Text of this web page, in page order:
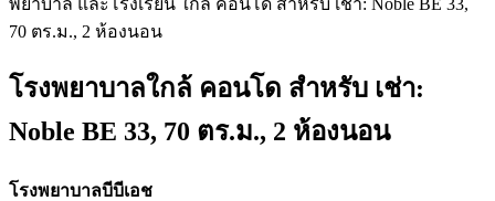
70 ตร.ม., 2 ห้องนอน
โรงพยาบาลใกล้ คอนโด สำหรับ เช่า:
Noble BE 33, 70 ตร.ม., 2 ห้องนอน
โรงพยาบาลบีบีเอช